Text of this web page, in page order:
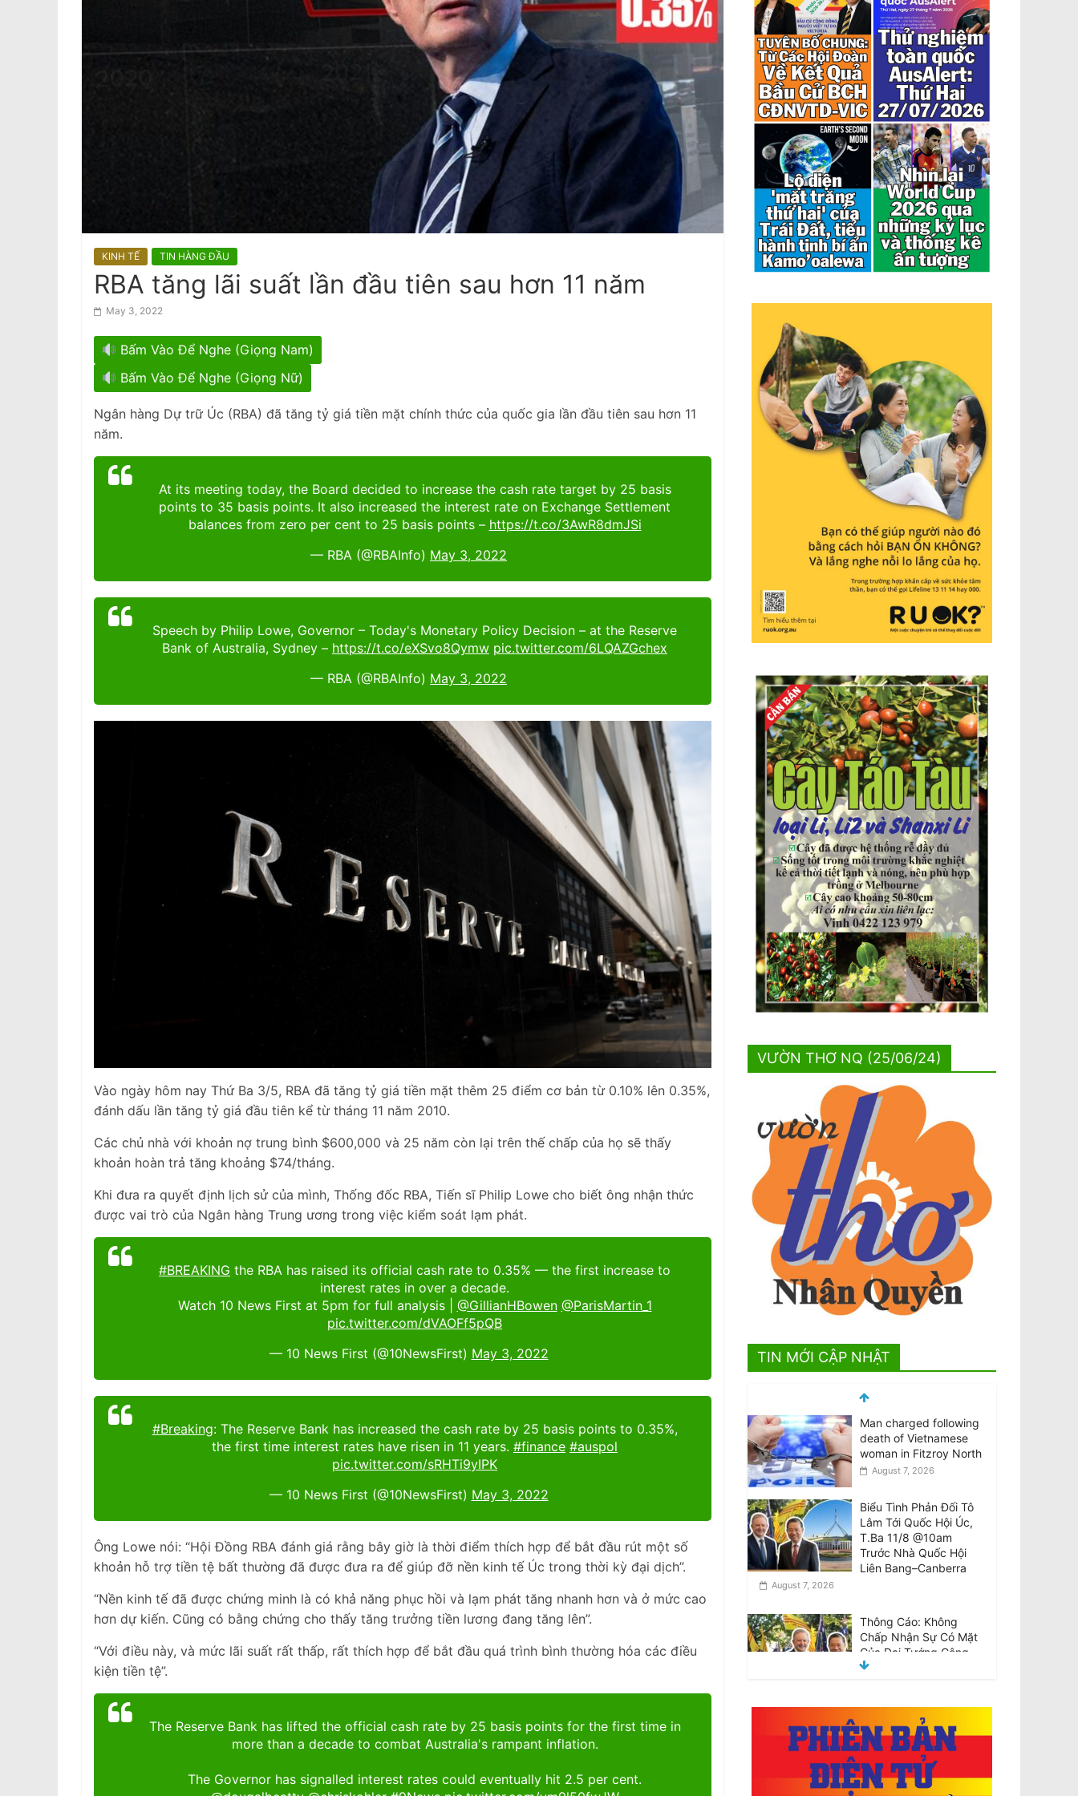
KINH TẾ TIN HÀNG ĐẦU
RBA tăng lãi suất lần đầu tiên sau hơn 11 năm
May 3, 2022
Bấm Vào Để Nghe (Giọng Nam)
Bấm Vào Để Nghe (Giọng Nữ)
Ngân hàng Dự trữ Úc (RBA) đã tăng tỷ giá tiền mặt chính thức của quốc gia lần đầu tiên sau hơn 11
năm.
At its meeting today, the Board decided to increase the cash rate target by 25 basis
points to 35 basis points. It also increased the interest rate on Exchange Settlement
balances from zero per cent to 25 basis points – https://t.co/3AwR8dmJSi
— RBA (@RBAInfo) May 3, 2022
Speech by Philip Lowe, Governor – Today's Monetary Policy Decision – at the Reserve
Bank of Australia, Sydney – https://t.co/eXSvo8Qymw pic.twitter.com/6LQAZGchex
— RBA (@RBAInfo) May 3, 2022
Vào ngày hôm nay Thứ Ba 3/5, RBA đã tăng tỷ giá tiền mặt thêm 25 điểm cơ bản từ 0.10% lên 0.35%,
đánh dấu lần tăng tỷ giá đầu tiên kể từ tháng 11 năm 2010.
Các chủ nhà với khoản nợ trung bình $600,000 và 25 năm còn lại trên thế chấp của họ sẽ thấy
khoản hoàn trả tăng khoảng $74/tháng.
Khi đưa ra quyết định lịch sử của mình, Thống đốc RBA, Tiến sĩ Philip Lowe cho biết ông nhận thức
được vai trò của Ngân hàng Trung ương trong việc kiểm soát lạm phát.
#BREAKING the RBA has raised its official cash rate to 0.35% — the first increase to
interest rates in over a decade.
Watch 10 News First at 5pm for full analysis | @GillianHBowen @ParisMartin_1
pic.twitter.com/dVAOFf5pQB
— 10 News First (@10NewsFirst) May 3, 2022
#Breaking: The Reserve Bank has increased the cash rate by 25 basis points to 0.35%,
the first time interest rates have risen in 11 years. #finance #auspol
pic.twitter.com/sRHTi9yIPK
— 10 News First (@10NewsFirst) May 3, 2022
Ông Lowe nói: “Hội Đồng RBA đánh giá rằng bây giờ là thời điểm thích hợp để bắt đầu rút một số
khoản hỗ trợ tiền tệ bất thường đã được đưa ra để giúp đỡ nền kinh tế Úc trong thời kỳ đại dịch”.
“Nền kinh tế đã được chứng minh là có khả năng phục hồi và lạm phát tăng nhanh hơn và ở mức cao
hơn dự kiến. Cũng có bằng chứng cho thấy tăng trưởng tiền lương đang tăng lên”.
“Với điều này, và mức lãi suất rất thấp, rất thích hợp để bắt đầu quá trình bình thường hóa các điều
kiện tiền tệ”.
The Reserve Bank has lifted the official cash rate by 25 basis points for the first time in
more than a decade to combat Australia's rampant inflation.
The Governor has signalled interest rates could eventually hit 2.5 per cent.
VƯỜN THƠ NQ (25/06/24)
TIN MỚI CẬP NHẬT
Man charged following
death of Vietnamese
woman in Fitzroy North
August 7, 2026
Biểu Tình Phản Đối Tô
Lâm Tới Quốc Hội Úc,
T.Ba 11/8 @10am
Trước Nhà Quốc Hội
Liên Bang–Canberra
August 7, 2026
Thông Cáo: Không
Chấp Nhận Sự Có Mặt
Của Đại Tướng Công
An –Tổng Bí Thư Kiêm
Announcement:
Objection to the Visit of
General of Public